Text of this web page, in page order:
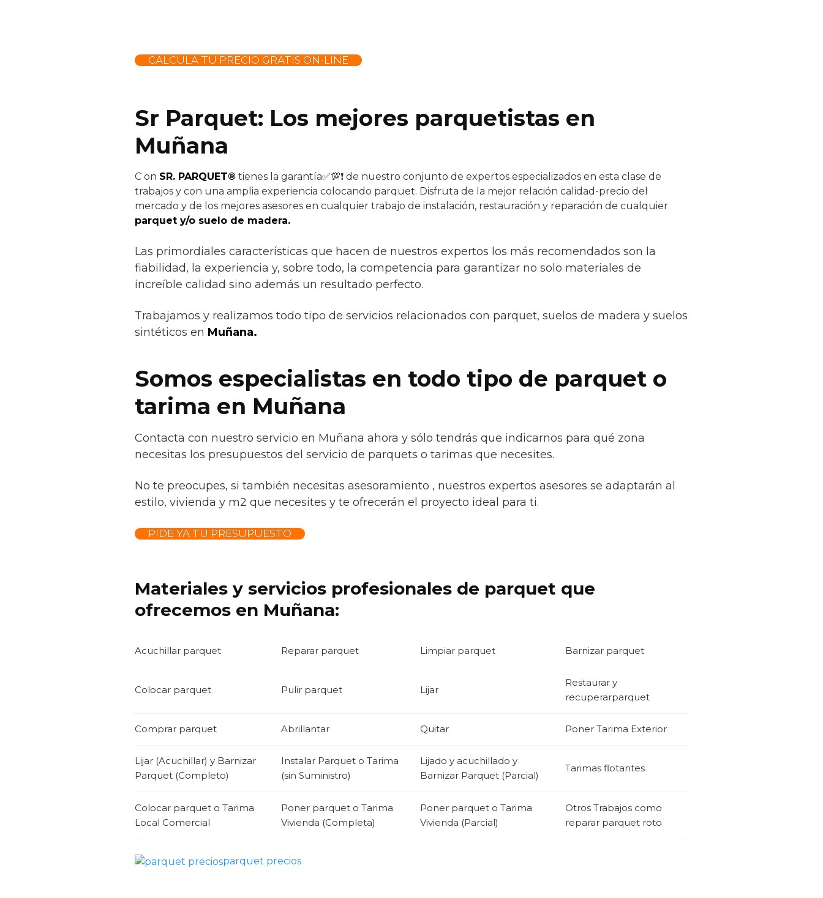
CALCULA TU PRECIO GRATIS ON-LINE
Sr Parquet: Los mejores parquetistas en
Muñana
C on SR. PARQUET® tienes la garantía✅💯❗ de nuestro conjunto de expertos especializados en esta clase de
trabajos y con una amplia experiencia colocando parquet. Disfruta de la mejor relación calidad-precio del
mercado y de los mejores asesores en cualquier trabajo de instalación, restauración y reparación de cualquier
parquet y/o suelo de madera.
Las primordiales características que hacen de nuestros expertos los más recomendados son la
fiabilidad, la experiencia y, sobre todo, la competencia para garantizar no solo materiales de
increíble calidad sino además un resultado perfecto.
Trabajamos y realizamos todo tipo de servicios relacionados con parquet, suelos de madera y suelos
sintéticos en Muñana.
Somos especialistas en todo tipo de parquet o
tarima en Muñana
Contacta con nuestro servicio en Muñana ahora y sólo tendrás que indicarnos para qué zona
necesitas los presupuestos del servicio de parquets o tarimas que necesites.
No te preocupes, si también necesitas asesoramiento , nuestros expertos asesores se adaptarán al
estilo, vivienda y m2 que necesites y te ofrecerán el proyecto ideal para ti.
PIDE YA TU PRESUPUESTO
Materiales y servicios profesionales de parquet que
ofrecemos en Muñana:
Acuchillar parquet Reparar parquet Limpiar parquet Barnizar parquet
Colocar parquet Pulir parquet Lijar
Restaurar y
recuperarparquet
Comprar parquet Abrillantar Quitar Poner Tarima Exterior
Lijar (Acuchillar) y Barnizar
Parquet (Completo)
Instalar Parquet o Tarima
(sin Suministro)
Lijado y acuchillado y
Barnizar Parquet (Parcial)
Tarimas flotantes
Colocar parquet o Tarima
Local Comercial
Poner parquet o Tarima
Vivienda (Completa)
Poner parquet o Tarima
Vivienda (Parcial)
Otros Trabajos como
reparar parquet roto
parquet precios